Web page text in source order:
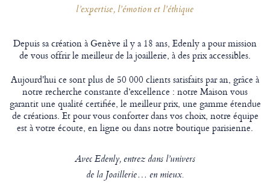
l’expertise, l’émotion et l’éthique
Depuis sa création à Genève il y a 18 ans, Edenly a pour mission
de vous offrir le meilleur de la joaillerie, à des prix accessibles.
Aujourd'hui ce sont plus de 50 000 clients satisfaits par an, grâce à
notre recherche constante d’excellence : notre Maison vous
garantit une qualité certifiée, le meilleur prix, une gamme étendue
de créations. Et pour vous conforter dans vos choix, notre équipe
est à votre écoute, en ligne ou dans notre boutique parisienne.
Avec Edenly, entrez dans l’univers
de la Joaillerie… en mieux.